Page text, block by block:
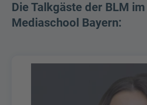
Die Talkgäste der BLM
Mediaschool Bayern: